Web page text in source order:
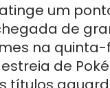
um
de
na quinta-
de